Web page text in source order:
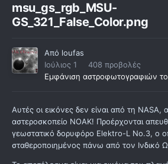
msu_gs_rgb_MSU-
GS_321_False_Color.png
Από loufas
Ιούλιος 1
408 προβολές
Εμφάνιση αστροφωτογραφιών
Αυτές οι εικόνες δεν είναι από τη NASA,
αστεροσκοπείο ΝΟΑΚ! Προέρχονται
γεωστατικό δορυφόρο Elektro-L No.3, ο
σταθεροποιημένος πάνω από τον Ινδικό